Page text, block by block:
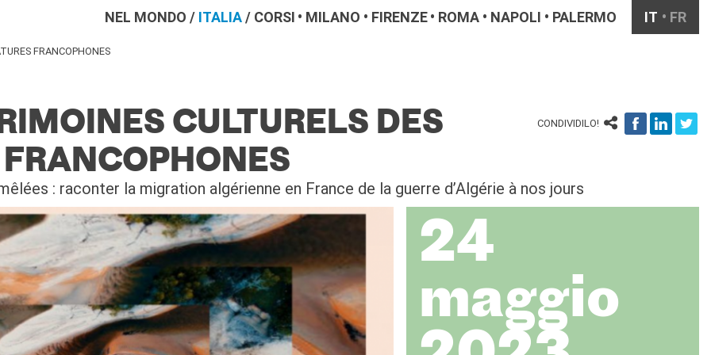
NEL MONDO / ITALIA/ CORSI MILANO FIRENZE ROMA NAPOLI PALERMO IT FR
FRANCOPHONES
CULTURELS DES
CONDIVIDILO!
: raconter la migration algérienne en France de la guerre d’Algérie à nos jours
24
maggio